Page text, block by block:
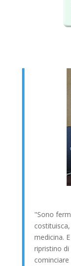
"Sono
medicina.
ripristino